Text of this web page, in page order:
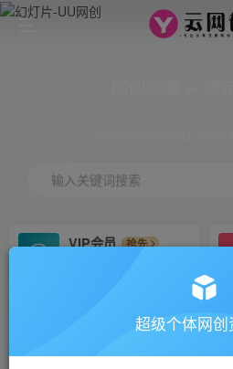
输入关键词搜索
VIP会员
抢先
会员专属推广链接超级个体网创